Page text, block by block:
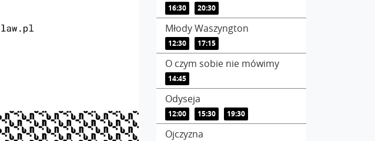
16:30 20:30
Młody Waszyngton
12:30 17:15
O czym sobie nie mówimy
14:45
Odyseja
12:00 15:30 19:30
Ojczyzna